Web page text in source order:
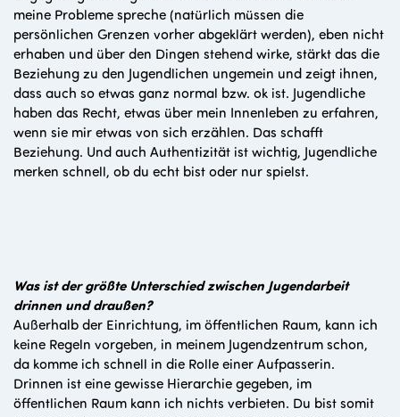
meine Probleme spreche (natürlich müssen die
persönlichen Grenzen vorher abgeklärt werden), eben nicht
erhaben und über den Dingen stehend wirke, stärkt das die
Beziehung zu den Jugendlichen ungemein und zeigt ihnen,
dass auch so etwas ganz normal bzw. ok ist. Jugendliche
haben das Recht, etwas über mein Innenleben zu erfahren,
wenn sie mir etwas von sich erzählen. Das schafft
Beziehung. Und auch Authentizität ist wichtig, Jugendliche
merken schnell, ob du echt bist oder nur spielst.
Was ist der größte Unterschied zwischen Jugendarbeit
drinnen und draußen?
Außerhalb der Einrichtung, im öffentlichen Raum, kann ich
keine Regeln vorgeben, in meinem Jugendzentrum schon,
da komme ich schnell in die Rolle einer Aufpasserin.
Drinnen ist eine gewisse Hierarchie gegeben, im
öffentlichen Raum kann ich nichts verbieten. Du bist somit